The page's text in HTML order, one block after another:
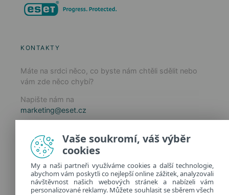
KONTAKTY
Máte na srdci něco, co byste nám chtěli sdělit nebo
vám zde něco chybí?
Napište nám na
marketing@eset.cz
Zásady ochrany osobních údajů
Spravovat cookies
Provozuje:
ESET software spol. s r.o.
Classic 7 Business Park, Jankovcova 1037/49
Vaše soukromí, váš výběr
cookies
My a naši partneři využíváme cookies a další technologie,
abychom vám poskytli co nejlepší online zážitek, analyzovali
návštěvnost našich webových stránek a nabízeli vám
personalizované reklamy. Můžete souhlasit se sběrem všech